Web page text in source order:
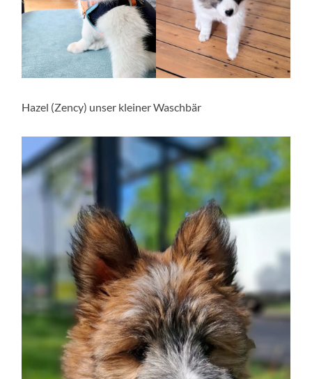
Hazel (Zency) unser kleiner Waschbär